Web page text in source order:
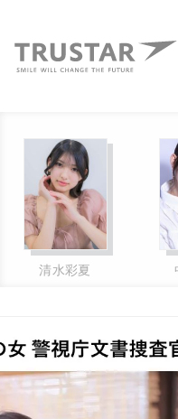
中川乙葉